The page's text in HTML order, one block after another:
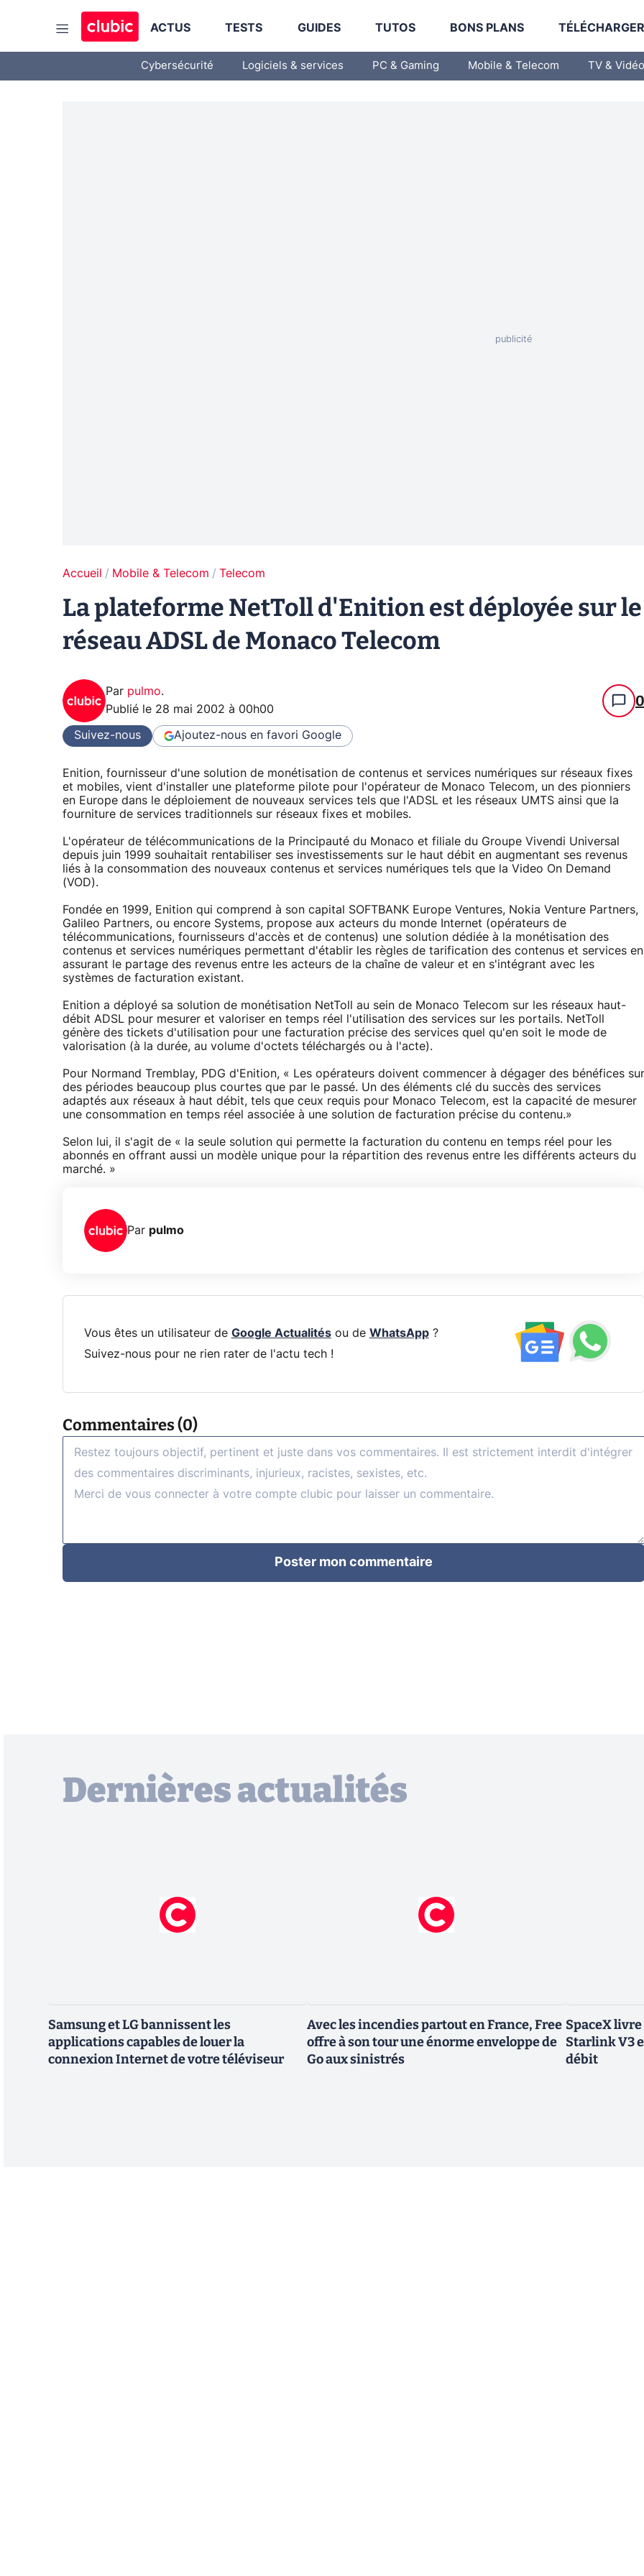
ACTUS TESTS GUIDES TUTOS BONS PLANS
Cybersécurité Logiciels & services PC & Gaming Mobile & Telecom TV & Vidéo
Accueil Mobile & Telecom Telecom
La plateforme NetToll d'Enition est déployée sur le
réseau ADSL de Monaco Telecom
Par pulmo.
Publié le 28 mai 2002 à 00h00 0
Suivez-nous Ajoutez-nous en favori Google
Enition, fournisseur d'une solution de monétisation de contenus et services numériques sur réseaux fixes
et mobiles, vient d'installer une plateforme pilote pour l'opérateur de Monaco Telecom, un des pionniers
en Europe dans le déploiement de nouveaux services tels que l'ADSL et les réseaux UMTS ainsi que la
fourniture de services traditionnels sur réseaux fixes et mobiles.
L'opérateur de télécommunications de la Principauté du Monaco et filiale du Groupe Vivendi Universal
depuis juin 1999 souhaitait rentabiliser ses investissements sur le haut débit en augmentant ses revenus
liés à la consommation des nouveaux contenus et services numériques tels que la Video On Demand
(VOD).
Fondée en 1999, Enition qui comprend à son capital SOFTBANK Europe Ventures, Nokia Venture Partners,
Galileo Partners, ou encore Systems, propose aux acteurs du monde Internet (opérateurs de
télécommunications, fournisseurs d'accès et de contenus) une solution dédiée à la monétisation des
contenus et services numériques permettant d'établir les règles de tarification des contenus et services en
assurant le partage des revenus entre les acteurs de la chaîne de valeur et en s'intégrant avec les
systèmes de facturation existant.
Enition a déployé sa solution de monétisation NetToll au sein de Monaco Telecom sur les réseaux haut-
débit ADSL pour mesurer et valoriser en temps réel l'utilisation des services sur les portails. NetToll
génère des tickets d'utilisation pour une facturation précise des services quel qu'en soit le mode de
valorisation (à la durée, au volume d'octets téléchargés ou à l'acte).
Pour Normand Tremblay, PDG d'Enition, « Les opérateurs doivent commencer à dégager des bénéfices sur
des périodes beaucoup plus courtes que par le passé. Un des éléments clé du succès des services
adaptés aux réseaux à haut débit, tels que ceux requis pour Monaco Telecom, est la capacité de mesurer
une consommation en temps réel associée à une solution de facturation précise du contenu.»
Selon lui, il s'agit de « la seule solution qui permette la facturation du contenu en temps réel pour les
abonnés en offrant aussi un modèle unique pour la répartition des revenus entre les différents acteurs du
marché. »
Par pulmo
Vous êtes un utilisateur de Google Actualitésou de WhatsApp?
Suivez-nous pour ne rien rater de l'actu tech !
Commentaires (0)
Poster mon commentaire
Dernières actualités
Samsung et LG bannissent les
applications capables de louer la
connexion Internet de votre téléviseur
Avec les incendies partout en France, Free
offre à son tour une énorme enveloppe de
Go aux sinistrés
SpaceX
Starlink V3
débit